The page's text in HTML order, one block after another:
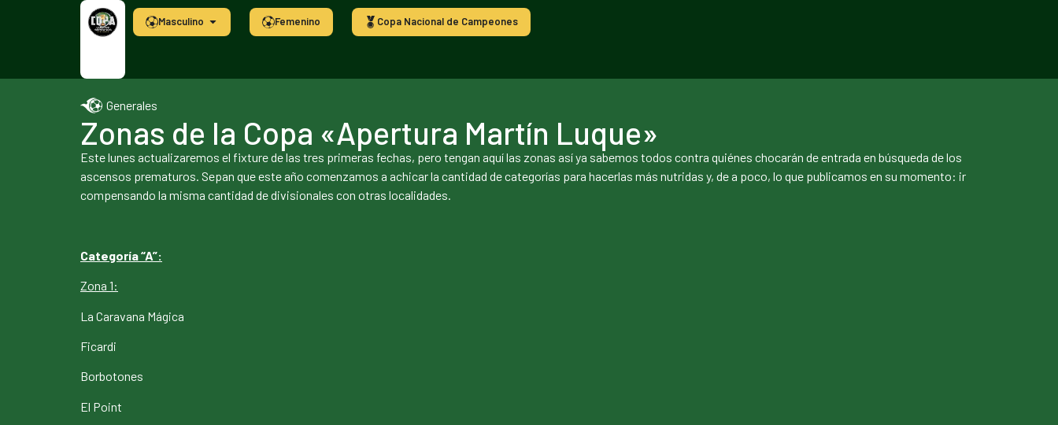
Masculino Femenino Copa Nacional de Campeones
Generales
Zonas de la Copa «Apertura Martín Luque»
Este lunes actualizaremos el fixture de las tres primeras fechas, pero tengan aquí las zonas así ya sabemos todos contra quiénes chocarán de entrada en búsqueda de los
ascensos prematuros. Sepan que este año comenzamos a achicar la cantidad de categorías para hacerlas más nutridas y, de a poco, lo que publicamos en su momento: ir
compensando la misma cantidad de divisionales con otras localidades.
Categoría “A”:
Zona 1:
La Caravana Mágica
Ficardi
Borbotones
El Point